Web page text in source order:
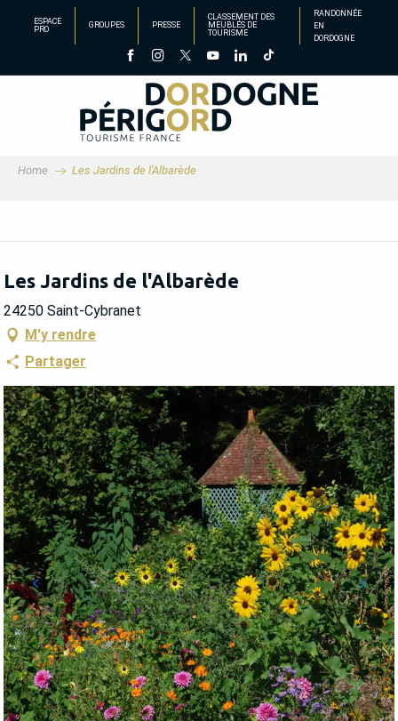
principal
ESPACE
PRO
GROUPES PRESSE
CLASSEMENT DES
MEUBLÉS DE
TOURISME
RANDONNÉE
EN
DORDOGNE
Home Les Jardins de l'Albarède
Les Jardins de l'Albarède
24250 Saint-Cybranet
M'y rendre
Partager